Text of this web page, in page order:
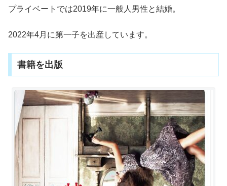
プライベートでは2019年に一般人男性と結婚。
2022年4月に第一子を出産しています。
書籍を出版